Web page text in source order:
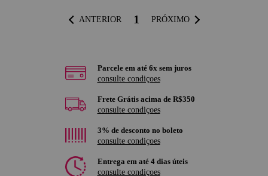
ANTERIOR 1 PRÓXIMO
Parcele em até 6x sem juros
consulte condiçoes
Frete Grátis acima de R$350
consulte condiçoes
3% de desconto no boleto
consulte condiçoes
Entrega em até 4 dias úteis
consulte condiçoes